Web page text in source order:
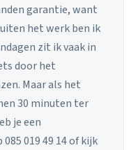
garantie, want
het werk ben ik
zit ik vaak in
door het
Maar als het
30 minuten ter
je een
019 49 14 of kijk